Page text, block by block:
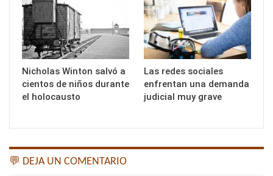
Nicholas Winton salvó a
cientos de niños durante
el holocausto
Las redes sociales
enfrentan una demanda
judicial muy grave
💬 DEJA UN COMENTARIO